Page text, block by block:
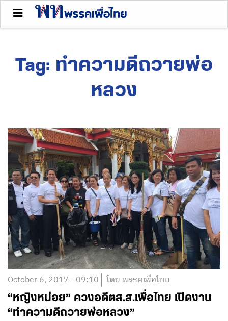
Tag: ทำความดีถวายพ่อ
หลวง
October 6, 2017 - 09:10 โดย พรรคเพื่อไทย
“หญิงหน่อย” ควงอดีตส.ส.เพื่อไทย เปิดงาน
“ทำความดีถวายพ่อหลวง”